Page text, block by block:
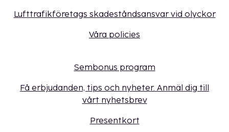
Lufttrafikföretags skadeståndsansvar vid olyckor
Våra policies
Sembonus program
Få erbjudanden, tips och nyheter. Anmäl dig till
vårt nyhetsbrev
Presentkort